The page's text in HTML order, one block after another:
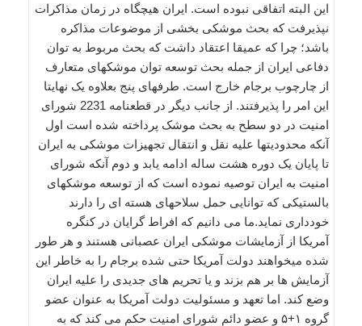
این البته اتفاقی نبوده است. ایران هیچگاه در زمان مذاکرات
نپذیرفت که بحث موشکی بخشی از موضوعات مذاکره
باشد؛ چرا که عمیقا اعتقاد داشت که بحث مربوط به توان
دفاعی ایران از جمله بحث توسعه توان موشکهای متعارف
از چارچوب برجام خارج است. طرفهای پنج بعلاوه یک نهایتا
این امر را پذیرفتند. از جانب دیگر در قطعنامه 2231 شورای
امنیت در دو سطح به بحث موشک پرداخته شده است اول
آنکه محدودیتها علیه نقل و انتقال تجهیزات موشکی به ایران
تا پایان یک دوره هشت ساله ادامه یابد و دوم آنکه شورای
امنیت به ایران توصیه نموده است که از توسعه موشکهای
بالستیکی که توانایی حمل سلاحهای هسته ای را دارند
خودداری نماید.ما می دانیم که افراط گرایان در کنگره
آمریکا از آزمایشات موشکی ایران عصبانی هستند و هر طور
شده میخواهند دولت آمریکا حتی شده برجام را به خاطر این
آزمایش ها بر هم بزند و یا تحریم های جدیدی را علیه ایران
وضع کند. اما تعهد و مسئولیت دولت آمریکا به عنوان عضو
گروه ۱+۵ و عضو دائم شورای امنیت حکم می کند که به